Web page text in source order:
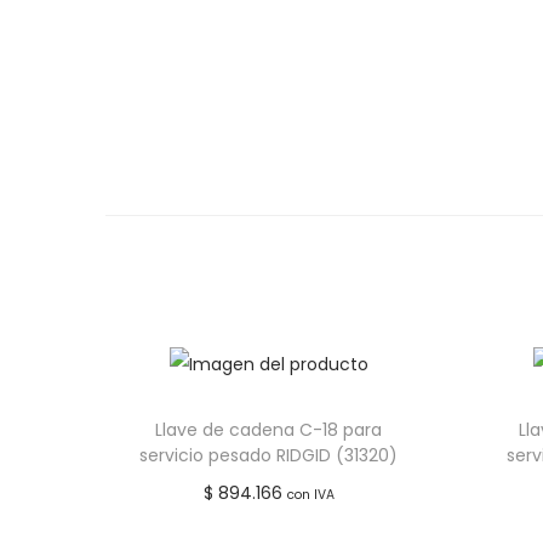
Llave de cadena C-18 para
servicio pesado RIDGID (31320)
$ 894.166 con IVA